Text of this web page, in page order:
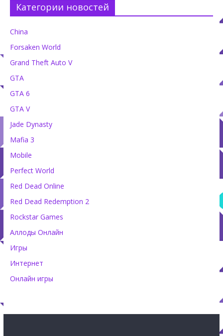
Категории новостей
China
Forsaken World
Grand Theft Auto V
GTA
GTA 6
GTA V
Jade Dynasty
Mafia 3
Mobile
Perfect World
Red Dead Online
Red Dead Redemption 2
Rockstar Games
Аллоды Онлайн
Игры
Интернет
Онлайн игры